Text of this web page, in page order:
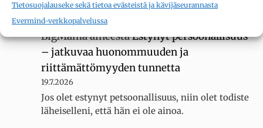
Tietosuojalauseke sekä tietoa evästeistä ja kävijäseurannasta
Evermind-verkkopalvelussa
kiusataan…
BigMamaaiheestaEstynyt persoonallisuus
– jatkuvaa huonommuuden ja
riittämättömyyden tunnetta
19.7.2026
Jos olet estynyt petsoonallisuus, niin olet todiste
läheiselleni, että hän ei ole ainoa.